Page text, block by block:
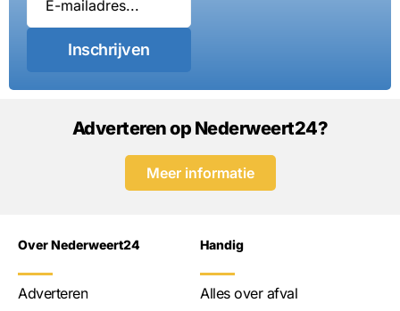
Inschrijven
Adverteren op Nederweert24?
Meer informatie
Over Nederweert24
Adverteren
Handig
Alles over afval